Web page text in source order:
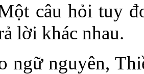
câu hỏi tuy
lời khác nhau.
ngữ nguyên,